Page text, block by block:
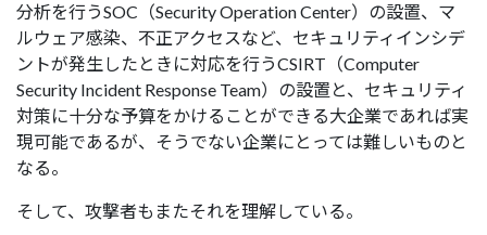
分析を行うSOC（Security Operation Center）の設置、マ
ルウェア感染、不正アクセスなど、セキュリティインシデ
ントが発生したときに対応を行うCSIRT（Computer
Security Incident Response Team）の設置と、セキュリティ
対策に十分な予算をかけることができる大企業であれば実
現可能であるが、そうでない企業にとっては難しいものと
なる。
そして、攻撃者もまたそれを理解している。